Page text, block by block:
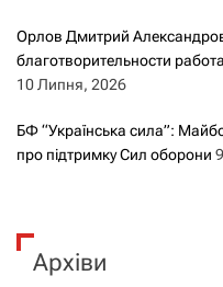
Орлов Дмитрий
благотворительности
10 Липня, 2026
БФ “Українська сила”:
про підтримку Сил оборони
Архіви